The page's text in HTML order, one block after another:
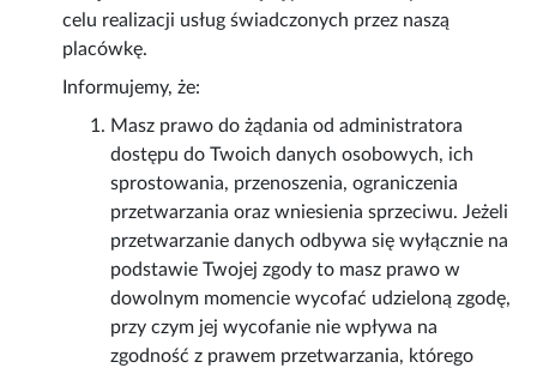
celu realizacji usług świadczonych przez naszą
placówkę.
Informujemy, że:
Masz prawo do żądania od administratora
dostępu do Twoich danych osobowych, ich
sprostowania, przenoszenia, ograniczenia
przetwarzania oraz wniesienia sprzeciwu. Jeżeli
przetwarzanie danych odbywa się wyłącznie na
podstawie Twojej zgody to masz prawo w
dowolnym momencie wycofać udzieloną zgodę,
przy czym jej wycofanie nie wpływa na
zgodność z prawem przetwarzania, którego